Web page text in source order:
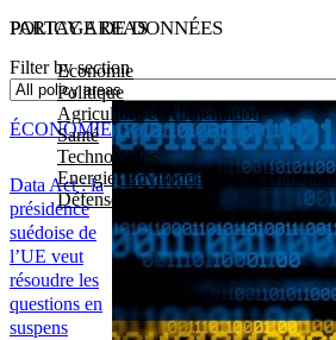
POLICY AREAS
Economie
Politique
Agriculture et Alimentation
Santé
Technologies
Energie, Environnement et Transport
Défense
PARTAGE DE DONNÉES
Filter by section
Data Act : la
présidence
suédoise de
l’UE veut
résoudre les
questions en
suspens
ÉCONOMIE